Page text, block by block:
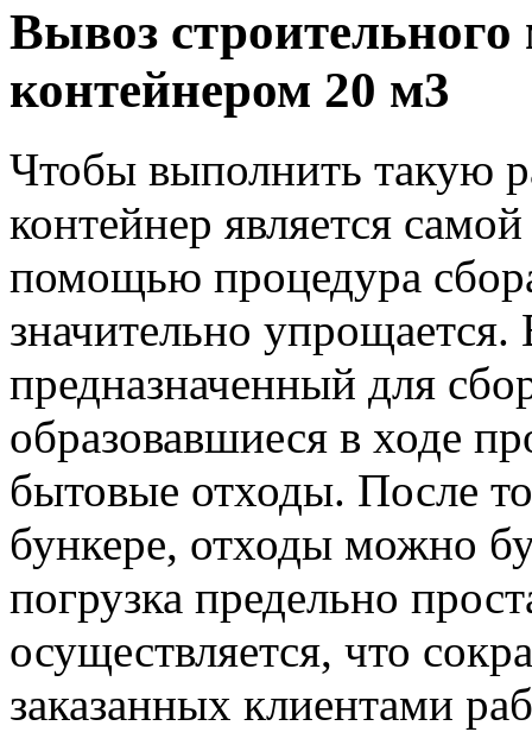
Вывоз строительного
контейнером 20 м3
Чтобы выполнить такую
контейнер является
помощью процедура
значительно
предназначенный для
образовавшиеся в ходе
бытовые отходы. После
бункере, отходы можно
погрузка предельно
осуществляется, что
заказанных клиентами